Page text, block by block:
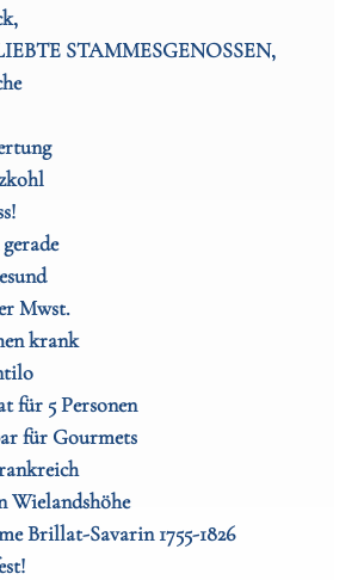
STAMMESGENOSSEN,
Mwst.
krank
für 5 Personen
für Gourmets
Wielandshöhe
Brillat-Savarin 1755-1826